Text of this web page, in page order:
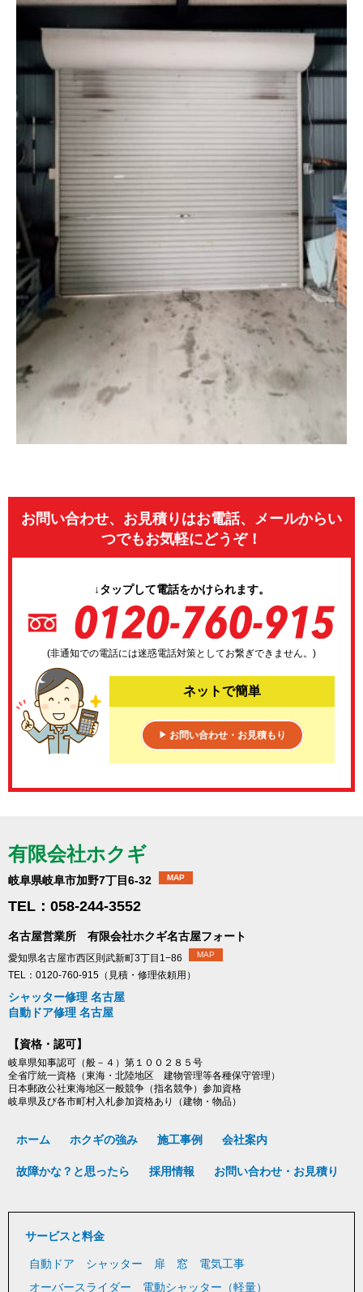
お問い合わせ、お見積りはお電話、メールからい
つでもお気軽にどうぞ！
↓タップして電話をかけられます。
(非通知での電話には迷惑電話対策としてお繋ぎできません。)
ネットで簡単
▶ お問い合わせ・お見積もり
有限会社ホクギ
岐阜県岐阜市加野7丁目6-32 MAP
TEL：058-244-3552
名古屋営業所 有限会社ホクギ名古屋フォート
愛知県名古屋市西区則武新町3丁目1−86 MAP
TEL：0120-760-915（見積・修理依頼用）
シャッター修理 名古屋
自動ドア修理 名古屋
【資格・認可】
岐阜県知事認可（般－４）第１００２８５号
全省庁統一資格（東海・北陸地区 建物管理等各種保守管理）
日本郵政公社東海地区一般競争（指名競争）参加資格
岐阜県及び各市町村入札参加資格あり（建物・物品）
ホーム ホクギの強み 施工事例 会社案内
故障かな？と思ったら 採用情報 お問い合わせ・お見積り
サービスと料金
自動ドア シャッター 扉 窓
電気工事
オーバースライダー
電動シャッター（軽量）